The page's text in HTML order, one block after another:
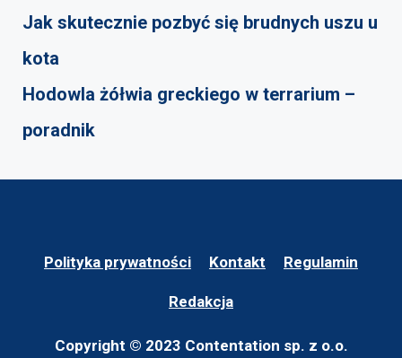
Jak skutecznie pozbyć się brudnych uszu u
kota
Hodowla żółwia greckiego w terrarium –
poradnik
Polityka prywatności Kontakt Regulamin
Redakcja
Copyright © 2023 Contentation sp. z o.o.